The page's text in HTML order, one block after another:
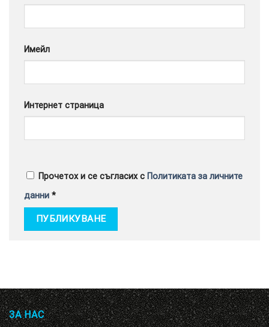
Имейл
Интернет страница
Прочетох и се съгласих с Политиката за личните
данни *
ЗА НАС